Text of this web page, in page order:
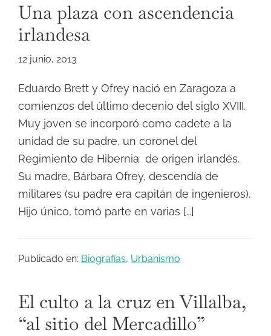
Una plaza con ascendencia
irlandesa
12 junio, 2013
Eduardo Brett y Ofrey nació en Zaragoza a
comienzos del último decenio del siglo XVIII.
Muy joven se incorporó como cadete a la
unidad de su padre, un coronel del
Regimiento de Hibernia de origen irlandés.
Su madre, Bárbara Ofrey, descendía de
militares (su padre era capitán de ingenieros).
Hijo único, tomó parte en varias […]
Publicado en: Biografías, Urbanismo
El culto a la cruz en Villalba,
“al sitio del Mercadillo”